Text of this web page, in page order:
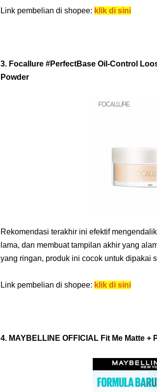
Link pembelian di shopee: klik di sini
3. Focallure #PerfectBase Oil-Control
Powder
Rekomendasi terakhir ini efektif
lama, dan membuat tampilan akhir yang
yang ringan, produk ini cocok untuk dipakai
Link pembelian di shopee: klik di sini
4. MAYBELLINE OFFICIAL Fit Me Matte +